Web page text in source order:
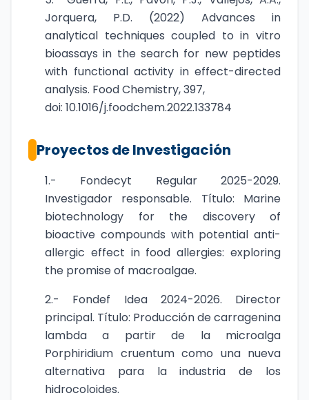
Jorquera, P.D. (2022) Advances in
analytical techniques coupled to in vitro
bioassays in the search for new peptides
with functional activity in effect-directed
analysis. Food Chemistry, 397,
doi: 10.1016/j.foodchem.2022.133784
Proyectos de Investigación
1.- Fondecyt Regular 2025-2029.
Investigador responsable. Título: Marine
biotechnology for the discovery of
bioactive compounds with potential anti-
allergic effect in food allergies: exploring
the promise of macroalgae.
2.- Fondef Idea 2024-2026. Director
principal. Título: Producción de carragenina
lambda a partir de la microalga
Porphiridium cruentum como una nueva
alternativa para la industria de los
hidrocoloides.